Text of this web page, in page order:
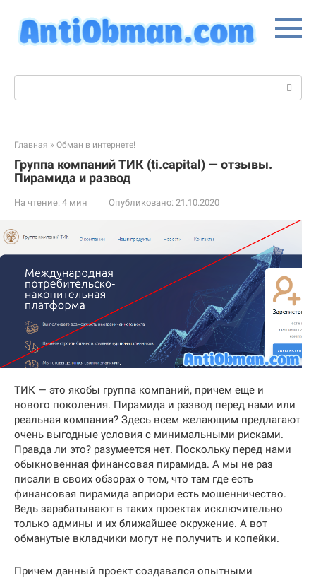
контенту
Главная » Обман в интернете!
Группа компаний ТИК (ti.capital) — отзывы.
Пирамида и развод
На чтение: 4 мин Опубликовано: 21.10.2020
ТИК — это якобы группа компаний, причем еще и
нового поколения. Пирамида и развод перед нами или
реальная компания? Здесь всем желающим предлагают
очень выгодные условия с минимальными рисками.
Правда ли это? разумеется нет. Поскольку перед нами
обыкновенная финансовая пирамида. А мы не раз
писали в своих обзорах о том, что там где есть
финансовая пирамида априори есть мошенничество.
Ведь зарабатывают в таких проектах исключительно
только админы и их ближайшее окружение. А вот
обманутые вкладчики могут не получить и копейки.
Причем данный проект создавался опытными